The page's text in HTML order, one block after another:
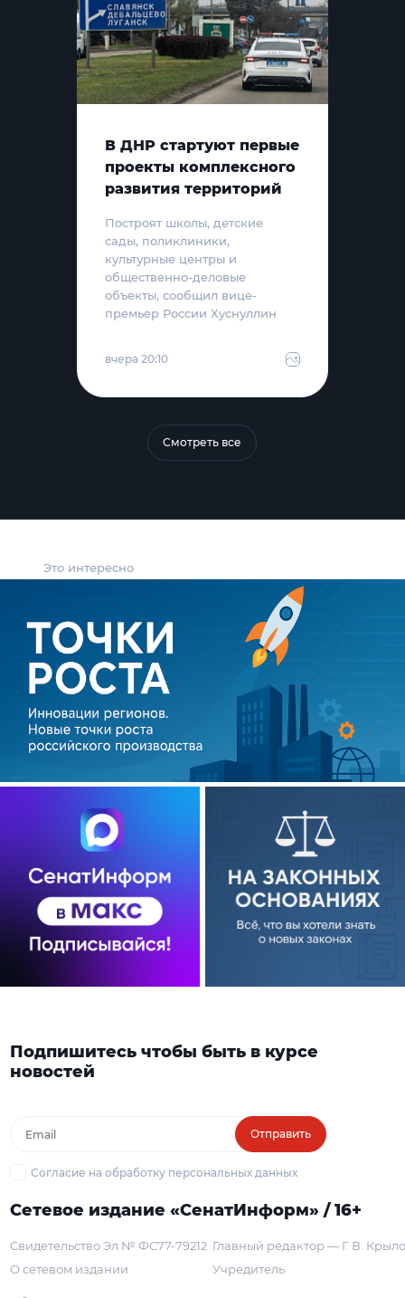
Это интересно
В ДНР стартуют первые
проекты комплексного
развития территорий
Построят школы, детские
сады, поликлиники,
культурные центры и
общественно-деловые
объекты, сообщил вице-
премьер России Хуснуллин
вчера 20:10
Смотреть все
Подпишитесь чтобы быть в курсе
новостей
Отправить
Согласие на обработку персональных данных
Сетевое издание «СенатИнформ» / 16+
Свидетельство Эл № ФС77-79212
О сетевом издании
Главный редактор — Г. В.
Учредитель